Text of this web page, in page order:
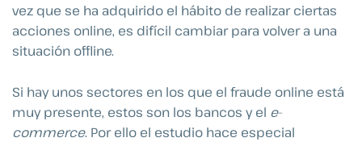
vez que se ha adquirido el hábito de realizar ciertas
acciones online, es difícil cambiar para volver a una
situación offline.
Si hay unos sectores en los que el fraude online está
muy presente, estos son los bancos y el e-
commerce. Por ello el estudio hace especial